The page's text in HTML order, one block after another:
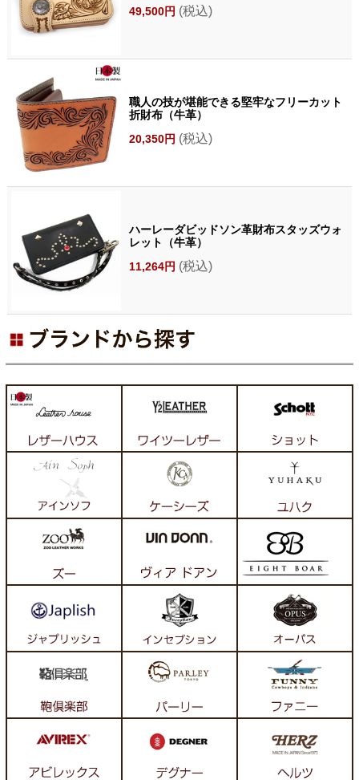
49,500円 (税込)
職人の技が堪能できる堅牢なフリーカット
折財布（牛革）
20,350円 (税込)
ハーレーダビッドソン革財布スタッズウォ
レット（牛革）
11,264円 (税込)